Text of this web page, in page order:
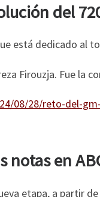
del
está dedicado al
Firouzja. Fue la
08/28/reto-del-
notas en
etapa, a partir